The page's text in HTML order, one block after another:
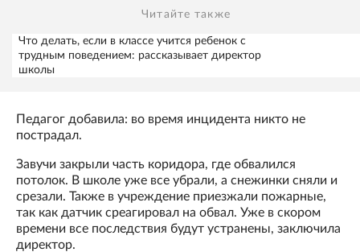
Читайте также
Что делать, если в классе учится ребенок с
трудным поведением: рассказывает директор
школы
Педагог добавила: во время инцидента никто не
пострадал.
Завучи закрыли часть коридора, где обвалился
потолок. В школе уже все убрали, а снежинки сняли и
срезали. Также в учреждение приезжали пожарные,
так как датчик среагировал на обвал. Уже в скором
времени все последствия будут устранены, заключила
директор.